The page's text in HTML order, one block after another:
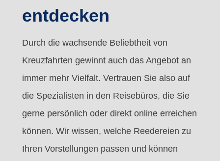
entdecken
Durch die wachsende Beliebtheit von
Kreuzfahrten gewinnt auch das Angebot an
immer mehr Vielfalt. Vertrauen Sie also auf
die Spezialisten in den Reisebüros, die Sie
gerne persönlich oder direkt online erreichen
können. Wir wissen, welche Reedereien zu
Ihren Vorstellungen passen und können